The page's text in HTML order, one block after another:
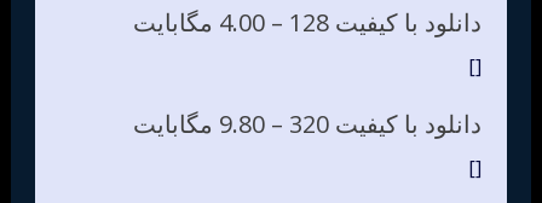
دانلود با کیفیت 128 – 4.00 مگابایت
[]
دانلود با کیفیت 320 – 9.80 مگابایت
[]